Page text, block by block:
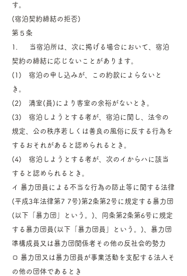
す。
(宿泊契約締結の拒否)
第５条
1. 当宿泊所は、次に掲げる場合において、宿泊
契約の締結に応じないことがあります。
(1) 宿泊の申し込みが、この約款によらないと
き。
(2) 満室(員)により客室の余裕がないとき。
(3) 宿泊しようとする者が、宿泊に関し、法令の
規定、公の秩序若しくは善良の風俗に反する行為を
するおそれがあると認められるとき。
(4) 宿泊しようとする者が、次のイからハに該当
すると認められるとき。
イ 暴力団員による不当な行為の防止等に関する法律
(平成3年法律第7 7号)第2条第2号に規定する暴力団
(以下「暴力団」という。)、同条第2条第6号に規定
する暴力団員(以下「暴力団員」という。)、暴力団
準構成員又は暴力団関係者その他の反社会的勢力
ロ 暴力団又は暴力団員が事業活動を支配する法人そ
の他の団体であるとき